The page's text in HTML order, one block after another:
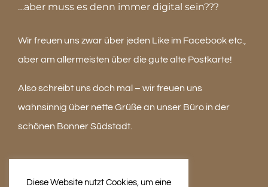
…aber muss es denn immer digital sein???
Wir freuen uns zwar über jeden Like im Facebook etc.,
aber am allermeisten über die gute alte Postkarte!
Also schreibt uns doch mal – wir freuen uns
wahnsinnig über nette Grüße an unser Büro in der
schönen Bonner Südstadt.
Diese Website nutzt Cookies, um eine